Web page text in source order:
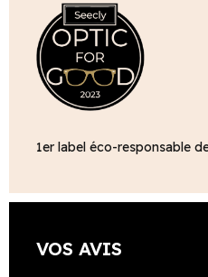
1er label éco-responsable
VOS AVIS